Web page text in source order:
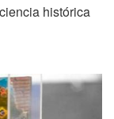
histórica